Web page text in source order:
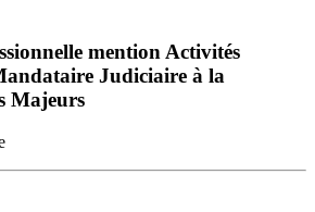
mention Activités
Judiciaire à la
Majeurs